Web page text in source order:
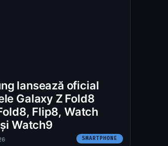
lansează oficial
Galaxy Z Fold8
Flip8, Watch
Watch9
SMARTPHONE